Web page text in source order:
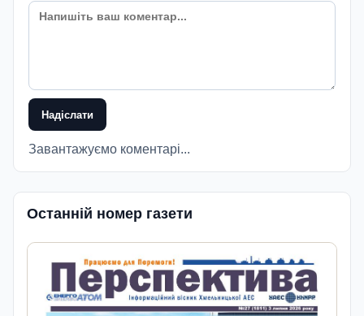
Надіслати
Завантажуємо коментарі...
Останній номер газети